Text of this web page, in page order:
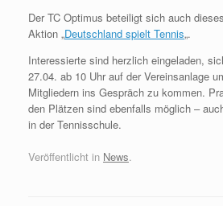
Der TC Optimus beteiligt sich auch
Aktion „Deutschland spielt Tennis„.
Interessierte sind herzlich eingeladen,
27.04. ab 10 Uhr auf der Vereinsanlage
Mitgliedern ins Gespräch zu kommen.
den Plätzen sind ebenfalls möglich –
in der Tennisschule.
Veröffentlicht in News.